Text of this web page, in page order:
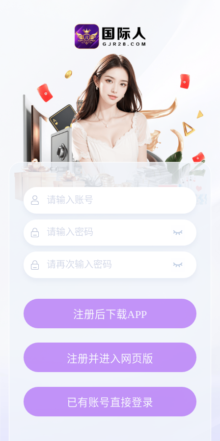
注册后下载APP
注册并进入网页版
已有账号直接登录